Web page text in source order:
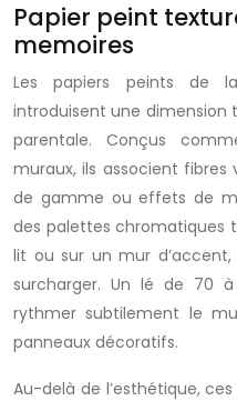
Papier peint
memoires
Les papiers peints de
introduisent une dimension
parentale. Conçus
muraux, ils associent fibres
de gamme ou effets de
des palettes chromatiques
lit ou sur un mur d’accent,
surcharger. Un lé de 70
rythmer subtilement le
panneaux décoratifs.
Au-delà de l’esthétique,